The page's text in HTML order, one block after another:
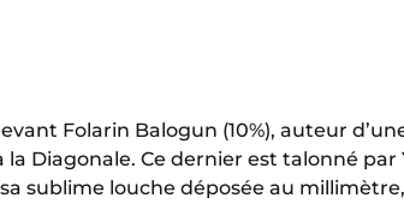
Folarin Balogun (10%), auteur
Diagonale. Ce dernier est talonné par
sublime louche déposée au